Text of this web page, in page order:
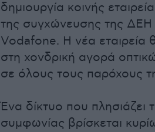
δημιουργία κοινής
της συγχώνευσης της ΔΕΗ
Vodafone. Η νέα εταιρεία
στη χονδρική αγορά
σε όλους τους παρόχους
Ένα δίκτυο που
συμφωνίας βρίσκεται